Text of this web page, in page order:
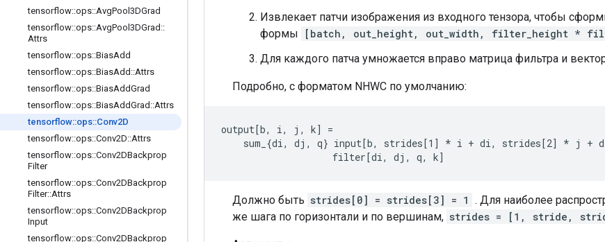
tensorflow::ops::AvgPool3DGrad
tensorflow::ops::AvgPool3DGrad ::
Attrs
tensorflow::ops::BiasAdd
tensorflow::ops::BiasAdd ::Attrs
tensorflow::ops::BiasAddGrad
tensorflow::ops::BiasAddGrad ::Attrs
tensorflow::ops::Conv2D
tensorflow::ops::Conv2D::Attrs
tensorflow::ops::Conv2DBackprop
Filter
tensorflow::ops::Conv2DBackprop
Filter::Attrs
tensorflow::ops::Conv2DBackprop
Input
tensorflow::ops::Conv2DBackprop
Извлекает патчи изображения из входного тензора, чтобы
формы
[batch, out_height, out_width, filter_height *
Для каждого патча умножается вправо матрица фильтра и
Подробно, с форматом NHWC по умолчанию:
output[b, i, j, k] =
    sum_{di, dj, q} input[b, strides[1]
* i + di, strides[2] * j +
                    filter[di, dj, q, k]
Должно быть strides[0] = strides[3] = 1 . Для наиболее
же шага по горизонтали и по вершинам, strides = [1, stride,